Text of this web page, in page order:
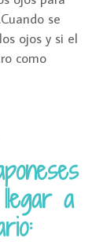
se
ojos y si el
como
a